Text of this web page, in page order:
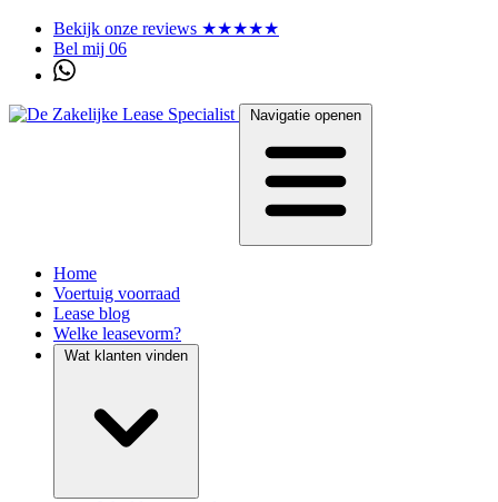
Bekijk onze reviews ★★★★★
Bel mij 06
Navigatie openen
Home
Voertuig voorraad
Lease blog
Welke leasevorm?
Wat klanten vinden